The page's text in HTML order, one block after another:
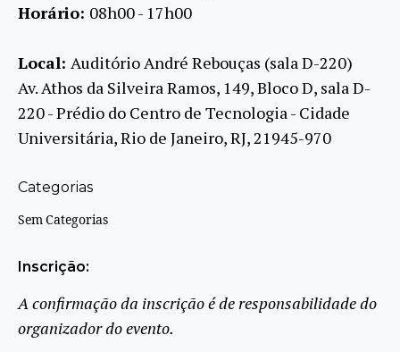
Horário: 08h00 - 17h00
Local: Auditório André Rebouças (sala D-220)
Av. Athos da Silveira Ramos, 149, Bloco D, sala D-
220 - Prédio do Centro de Tecnologia - Cidade
Universitária, Rio de Janeiro, RJ, 21945-970
Categorias
Sem Categorias
Inscrição:
A confirmação da inscrição é de responsabilidade do
organizador do evento.